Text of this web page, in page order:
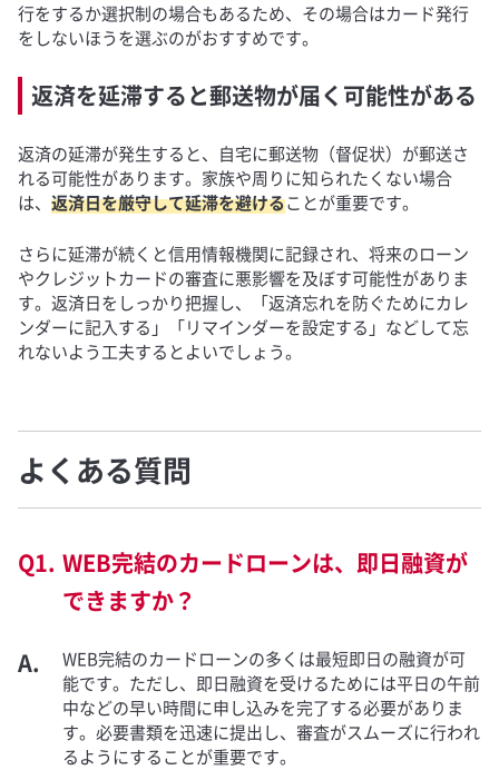
行をするか選択制の場合もあるため、その場合はカード発行
をしないほうを選ぶのがおすすめです。
返済を延滞すると郵送物が届く可能性がある
返済の延滞が発生すると、自宅に郵送物（督促状）が郵送さ
れる可能性があります。家族や周りに知られたくない場合
は、 返済日を厳守して延滞を避けることが重要です。
さらに延滞が続くと信用情報機関に記録され、将来のローン
やクレジットカードの審査に悪影響を及ぼす可能性がありま
す。返済日をしっかり把握し、「返済忘れを防ぐためにカレ
ンダーに記入する」「リマインダーを設定する」などして忘
れないよう工夫するとよいでしょう。
よくある質問
WEB完結のカードローンは、即日融資が
できますか？
WEB完結のカードローンの多くは最短即日の融資が可
能です。ただし、即日融資を受けるためには平日の午前
中などの早い時間に申し込みを完了する必要がありま
す。必要書類を迅速に提出し、審査がスムーズに行われ
るようにすることが重要です。